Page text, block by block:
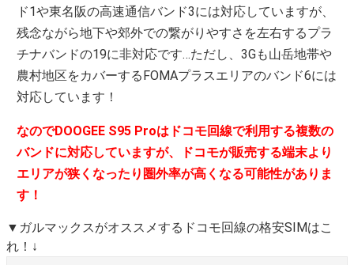
ド1や東名阪の高速通信バンド3には対応していますが、
残念ながら地下や郊外での繋がりやすさを左右するプラ
チナバンドの19に非対応です…ただし、3Gも山岳地帯や
農村地区をカバーするFOMAプラスエリアのバンド6には
対応しています！
なのでDOOGEE S95 Proはドコモ回線で利用する複数の
バンドに対応していますが、ドコモが販売する端末より
エリアが狭くなったり圏外率が高くなる可能性がありま
す！
▼ガルマックスがオススメするドコモ回線の格安SIMはこ
れ！↓